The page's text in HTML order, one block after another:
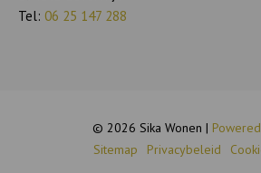
Tel: 06 25 147 288
© 2026 Sika Wonen |
Sitemap
Privacybeleid